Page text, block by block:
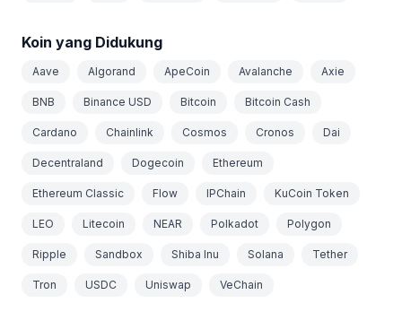
Koin yang Didukung
Aave Algorand ApeCoin Avalanche Axie
BNB Binance USD Bitcoin Bitcoin Cash
Cardano Chainlink Cosmos Cronos Dai
Decentraland Dogecoin Ethereum
Ethereum Classic Flow IPChain KuCoin Token
LEO Litecoin NEAR Polkadot Polygon
Ripple Sandbox Shiba Inu Solana Tether
Tron USDC Uniswap VeChain